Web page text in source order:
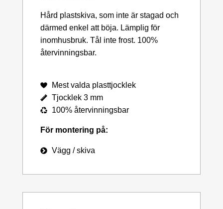
Hård plastskiva, som inte är stagad och
därmed enkel att böja. Lämplig för
inomhusbruk. Tål inte frost. 100%
återvinningsbar.
Mest valda plasttjocklek
Tjocklek 3 mm
100% återvinningsbar
För montering på:
Vägg / skiva